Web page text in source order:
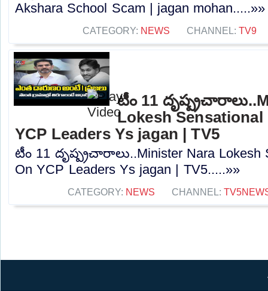
Akshara School Scam | jagan mohan.....»»
CATEGORY: NEWS CHANNEL: TV9
టీం 11
Lokesh Sensational
YCP Leaders Ys jagan | TV5
టీం 11 దృష్ప్రచారాలు..Minister Nara Lokesh
On YCP Leaders Ys jagan | TV5.....»»
CATEGORY: NEWS CHANNEL: